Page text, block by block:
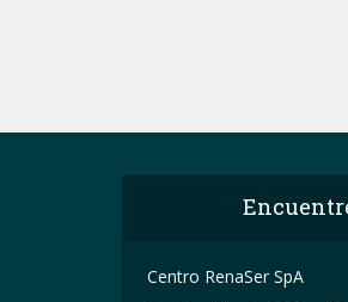
Centro RenaSer SpA